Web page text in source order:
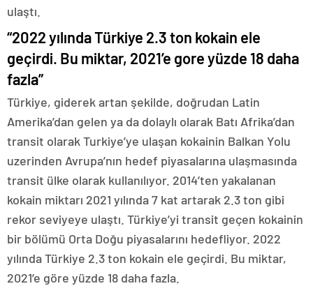
ulaştı.
“2022 yılında Türkiye 2.3 ton kokain ele
geçirdi. Bu miktar, 2021’e gore yüzde 18 daha
fazla”
Türkiye, giderek artan şekilde, doğrudan Latin
Amerika’dan gelen ya da dolaylı olarak Batı Afrika’dan
transit olarak Turkiye’ye ulaşan kokainin Balkan Yolu
uzerinden Avrupa’nın hedef piyasalarına ulaşmasında
transit ülke olarak kullanılıyor. 2014’ten yakalanan
kokain miktarı 2021 yılında 7 kat artarak 2.3 ton gibi
rekor seviyeye ulaştı. Türkiye’yi transit geçen kokainin
bir bölümü Orta Doğu piyasalarını hedefliyor. 2022
yılında Türkiye 2.3 ton kokain ele geçirdi. Bu miktar,
2021’e göre yüzde 18 daha fazla.